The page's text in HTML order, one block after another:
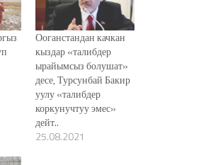
Ооганстандан качкан
кыздар «талибдер
ырайымсыз болушат»
десе, Турсунбай Бакир
уулу «талибдер
коркунучтуу эмес»
дейт..
25.08.2021